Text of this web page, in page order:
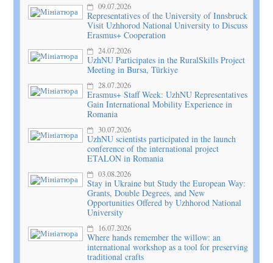
09.07.2026
Representatives of the University of Innsbruck
Visit Uzhhorod National University to Discuss
Erasmus+ Cooperation
24.07.2026
UzhNU Participates in the RuralSkills Project
Meeting in Bursa, Türkiye
28.07.2026
Erasmus+ Staff Week: UzhNU Representatives
Gain International Mobility Experience in
Romania
30.07.2026
UzhNU scientists participated in the launch
conference of the international project
ETALON in Romania
03.08.2026
Stay in Ukraine but Study the European Way:
Grants, Double Degrees, and New
Opportunities Offered by Uzhhorod National
University
16.07.2026
Where hands remember the willow: an
international workshop as a tool for preserving
traditional crafts